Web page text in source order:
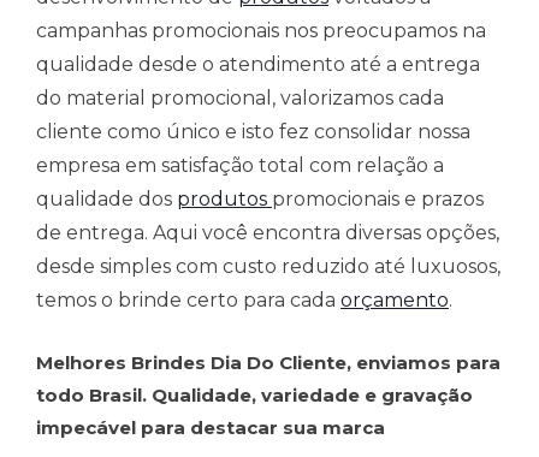
campanhas promocionais nos preocupamos na
qualidade desde o atendimento até a entrega
do material promocional, valorizamos cada
cliente como único e isto fez consolidar nossa
empresa em satisfação total com relação a
qualidade dos produtos promocionais e prazos
de entrega. Aqui você encontra diversas opções,
desde simples com custo reduzido até luxuosos,
temos o brinde certo para cada orçamento.
Melhores Brindes Dia Do Cliente, enviamos para
todo Brasil. Qualidade, variedade e gravação
impecável para destacar sua marca